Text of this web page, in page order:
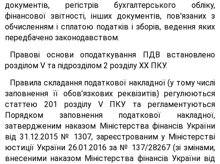
документів, регістрів бухгалтерського обліку,
фінансової звітності, інших документів, пов'язаних з
обчисленням і сплатою податків і зборів, ведення яких
передбачено законодавством.
Правові основи оподаткування ПДВ встановлено
розділом V та підрозділом 2 розділу XX ПКУ.
Правила складання податкової накладної (у тому числі
заповнення її обов’язкових реквізитів) регулюються
статтею 201 розділу V ПКУ та регламентуються
Порядком заповнення податкової накладної,
затвердженим наказом Міністерства фінансів України
від 31.12.2015 № 1307, зареєстрованим у Міністерстві
юстиції України 26.01.2016 за № 137/28267 (зі змінами,
внесеними наказом Міністерства фінансів України від